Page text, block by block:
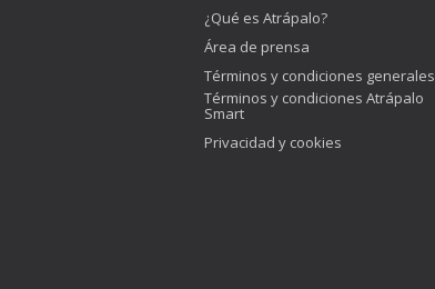
¿Qué es Atrápalo?
Área de prensa
Términos y condiciones generales
Términos y condiciones Atrápalo
Smart
Privacidad y cookies